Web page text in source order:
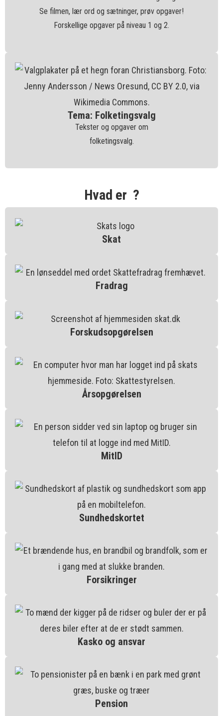
Se filmen, lær ord og sætninger, prøv opgaver!
Forskellige opgaver på niveau 1 og 2.
Tema: Folketingsvalg
Tekster og opgaver om
folketingsvalg.
Hvad er ?
Skat
Fradrag
Forskudsopgørelsen
Årsopgørelsen
MitID
Sundhedskortet
Forsikringer
Kasko og ansvar
Pension